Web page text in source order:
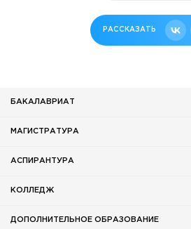
РАССКАЗАТЬ
БАКАЛАВРИАТ
МАГИСТРАТУРА
АСПИРАНТУРА
КОЛЛЕДЖ
ДОПОЛНИТЕЛЬНОЕ ОБРАЗОВАНИЕ